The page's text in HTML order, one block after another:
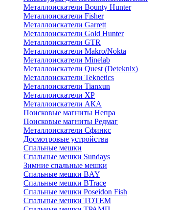
Металлоискатели Bounty Hunter
Металлоискатели Fisher
Металлоискатели Garrett
Металлоискатели Gold Hunter
Металлоискатели GTR
Металлоискатели Makro/Nokta
Металлоискатели Minelab
Металлоискатели Quest (Deteknix)
Металлоискатели Teknetics
Металлоискатели Tianxun
Металлоискатели XP
Металлоискатели АКА
Поисковые магниты Непра
Поисковые магниты Редмаг
Металлоискатели Сфинкс
Досмотровые устройства
Спальные мешки
Спальные мешки Sundays
Зимние спальные мешки
Спальные мешки BAY
Спальные мешки BTrace
Спальные мешки Poseidon Fish
Спальные мешки ТОТЕМ